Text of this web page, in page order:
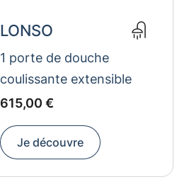
LONSO
1 porte de douche
coulissante extensible
EUR
615
615,00 €
Je découvre